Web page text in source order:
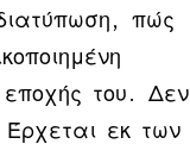
πώς
του. Δεν
εκ των